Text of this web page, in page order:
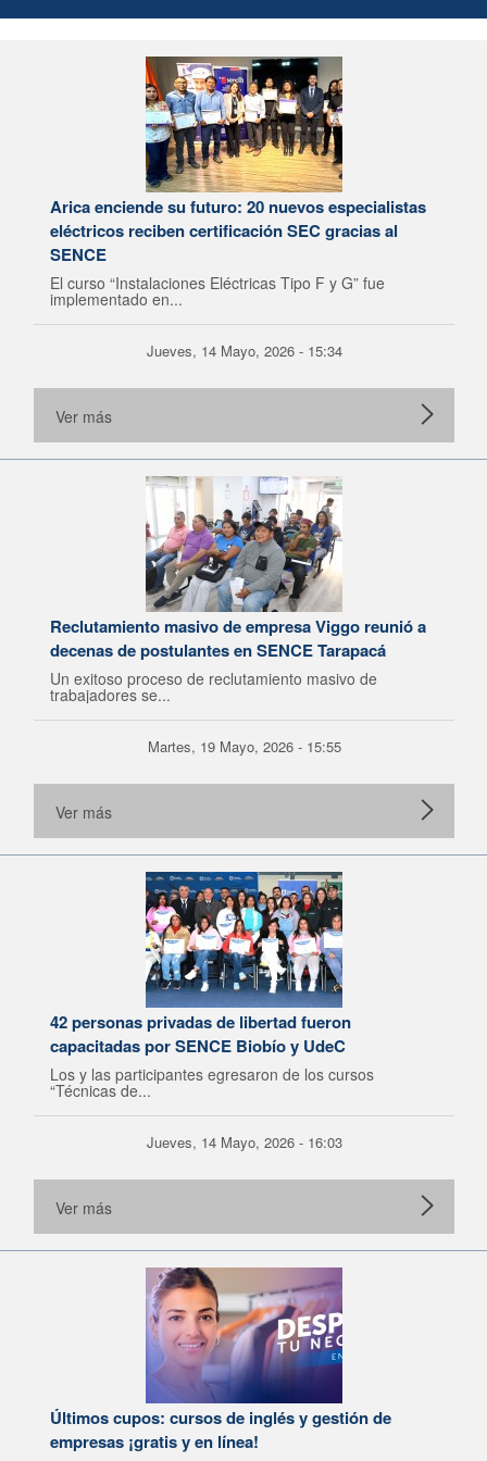
Arica enciende su futuro: 20 nuevos especialistas
eléctricos reciben certificación SEC gracias al
SENCE
El curso “Instalaciones Eléctricas Tipo F y G” fue
implementado en...
Jueves, 14 Mayo, 2026 - 15:34
Ver más
Reclutamiento masivo de empresa Viggo reunió a
decenas de postulantes en SENCE Tarapacá
Un exitoso proceso de reclutamiento masivo de
trabajadores se...
Martes, 19 Mayo, 2026 - 15:55
Ver más
42 personas privadas de libertad fueron
capacitadas por SENCE Biobío y UdeC
Los y las participantes egresaron de los cursos
“Técnicas de...
Jueves, 14 Mayo, 2026 - 16:03
Ver más
Últimos cupos: cursos de inglés y gestión de
empresas ¡gratis y en línea!